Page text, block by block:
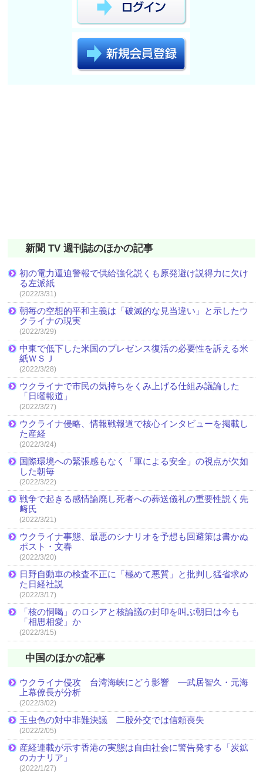
新聞 TV 週刊誌のほかの記事
初の電力逼迫警報で供給強化説くも原発避け説得力に欠け
る左派紙
(2022/3/31)
朝毎の空想的平和主義は「破滅的な見当違い」と示したウ
クライナの現実
(2022/3/29)
中東で低下した米国のプレゼンス復活の必要性を訴える米
紙ＷＳＪ
(2022/3/28)
ウクライナで市民の気持ちをくみ上げる仕組み議論した
「日曜報道」
(2022/3/27)
ウクライナ侵略、情報戦報道で核心インタビューを掲載し
た産経
(2022/3/24)
国際環境への緊張感もなく「軍による安全」の視点が欠如
した朝毎
(2022/3/22)
戦争で起きる感情論廃し死者への葬送儀礼の重要性説く先
﨑氏
(2022/3/21)
ウクライナ事態、最悪のシナリオを予想も回避策は書かぬ
ポスト・文春
(2022/3/20)
日野自動車の検査不正に「極めて悪質」と批判し猛省求め
た日経社説
(2022/3/17)
「核の恫喝」のロシアと核論議の封印を叫ぶ朝日は今も
「相思相愛」か
(2022/3/15)
中国のほかの記事
ウクライナ侵攻 台湾海峡にどう影響 ―武居智久・元海
上幕僚長が分析
(2022/3/02)
玉虫色の対中非難決議 二股外交では信頼喪失
(2022/2/05)
産経連載が示す香港の実態は自由社会に警告発する「炭鉱
のカナリア」
(2022/1/27)